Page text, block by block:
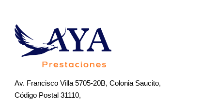
Av. Francisco Villa 5705-20B, Colonia Saucito,
Código Postal 31110,